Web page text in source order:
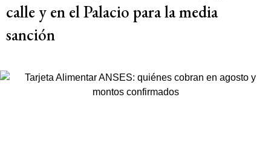
calle y en el Palacio para la media
sanción